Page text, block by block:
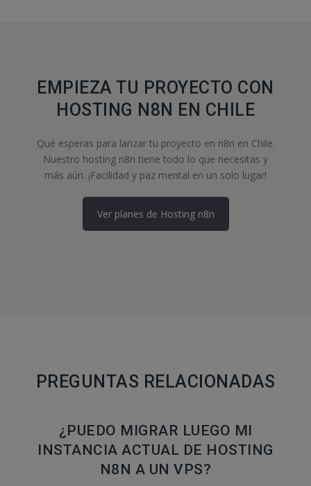
EMPIEZA TU PROYECTO CON
HOSTING N8N EN CHILE
Qué esperas para lanzar tu proyecto en n8n en Chile.
Nuestro hosting n8n tiene todo lo que necesitas y
más aún. ¡Facilidad y paz mental en un solo lugar!
Ver planes de Hosting n8n
PREGUNTAS RELACIONADAS
¿PUEDO MIGRAR LUEGO MI
INSTANCIA ACTUAL DE HOSTING
N8N A UN VPS?